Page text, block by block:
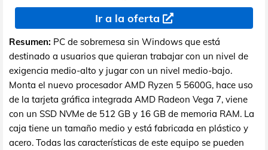
Ir a la oferta
Resumen: PC de sobremesa sin Windows que está
destinado a usuarios que quieran trabajar con un nivel de
exigencia medio-alto y jugar con un nivel medio-bajo.
Monta el nuevo procesador AMD Ryzen 5 5600G, hace uso
de la tarjeta gráfica integrada AMD Radeon Vega 7, viene
con un SSD NVMe de 512 GB y 16 GB de memoria RAM. La
caja tiene un tamaño medio y está fabricada en plástico y
acero. Todas las características de este equipo se pueden